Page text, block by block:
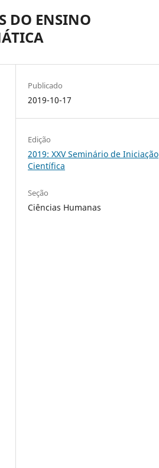
DO ENSINO
Publicado
2019-10-17
Edição
2019: XXV Seminário de Iniciação
Científica
Seção
Ciências Humanas